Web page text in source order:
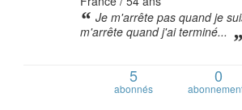
Je m'arrête pas quand je
m'arrête quand j'ai terminé...
5
abonnés
0